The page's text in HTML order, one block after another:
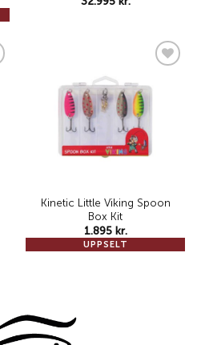
wishlist
UPPSELT
Kinetic Little Viking Spoon
Box Kit
1.895 kr.